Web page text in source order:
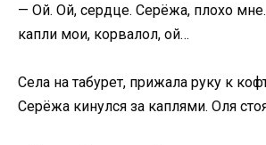
— Ой. Ой, сердце. Серёжа, плохо
капли мои, корвалол, ой…
Села на табурет, прижала руку к
Серёжа кинулся за каплями. Оля